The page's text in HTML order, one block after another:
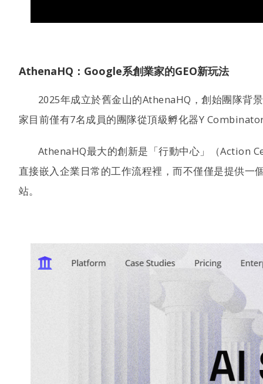
AthenaHQ：Google系創業家的GEO新玩法
2025年成立於舊金山的AthenaHQ，創始團隊背
家目前僅有7名成員的團隊從頂級孵化器Y
AthenaHQ最大的創新是「行動中心」（Action
直接嵌入企業日常的工作流程裡，而不僅僅是提供
站。